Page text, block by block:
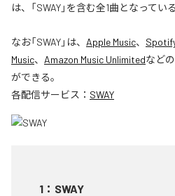
は、「SWAY」を含む全1曲となっている
なお「SWAY」は、 Apple Music、
Music、 Amazon Music Unlimitedなど
ができる。
各配信サービス： SWAY
1 ： SWAY